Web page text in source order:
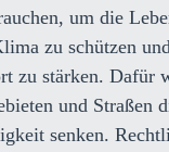
um die
zu schützen
zu stärken. Dafür
und Straßen
senken.